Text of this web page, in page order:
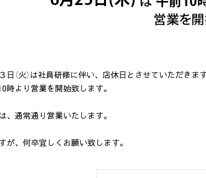
（火）は社員研修に伴い、店休日とさせていただきます
時より営業を開始致します。
通常通り営業いたします。
が、何卒宜しくお願い致します。